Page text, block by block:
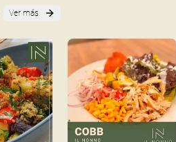
Ver más